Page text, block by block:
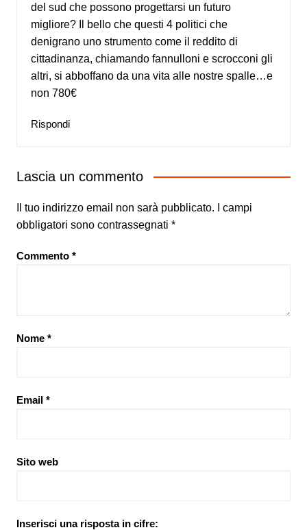
del sud che possono progettarsi un futuro
migliore? Il bello che questi 4 politici che
denigrano uno strumento come il reddito di
cittadinanza, chiamando fannulloni e scrocconi gli
altri, si abboffano da una vita alle nostre spalle…e
non 780€
Rispondi
Lascia un commento
Il tuo indirizzo email non sarà pubblicato.
I campi
obbligatori sono contrassegnati *
Commento *
Nome *
Email *
Sito web
Inserisci una risposta in cifre: